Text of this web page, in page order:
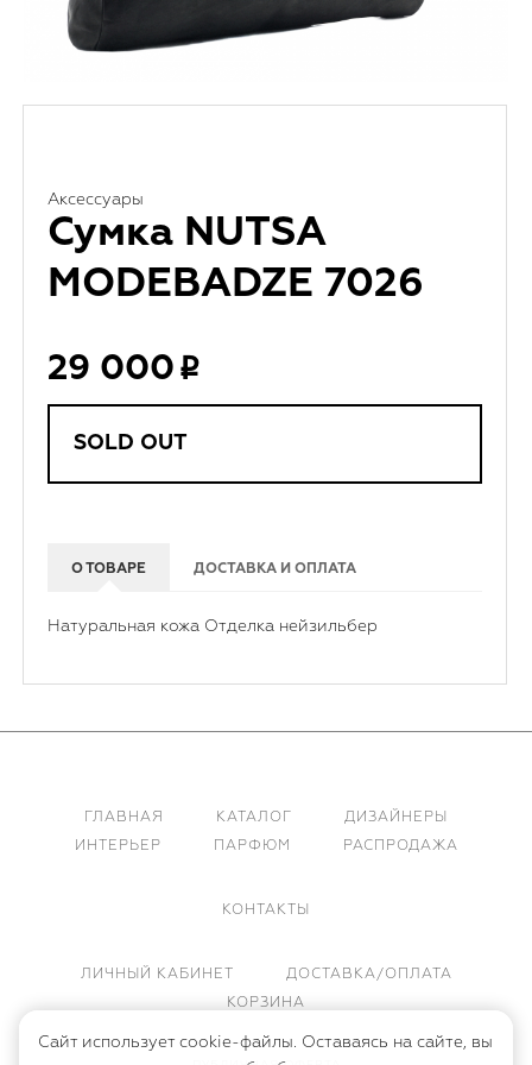
Аксессуары
Сумка NUTSA
MODEBADZE 7026
29 000
SOLD OUT
О ТОВАРЕ ДОСТАВКА И ОПЛАТА
Натуральная кожа Отделка нейзильбер
ГЛАВНАЯ КАТАЛОГ
ДИЗАЙНЕРЫ
ИНТЕРЬЕР
ПАРФЮМ РАСПРОДАЖА
КОНТАКТЫ
ЛИЧНЫЙ КАБИНЕТ
ДОСТАВКА/ОПЛАТА
КОРЗИНА
Сайт использует cookie-файлы. Оставаясь на сайте, вы